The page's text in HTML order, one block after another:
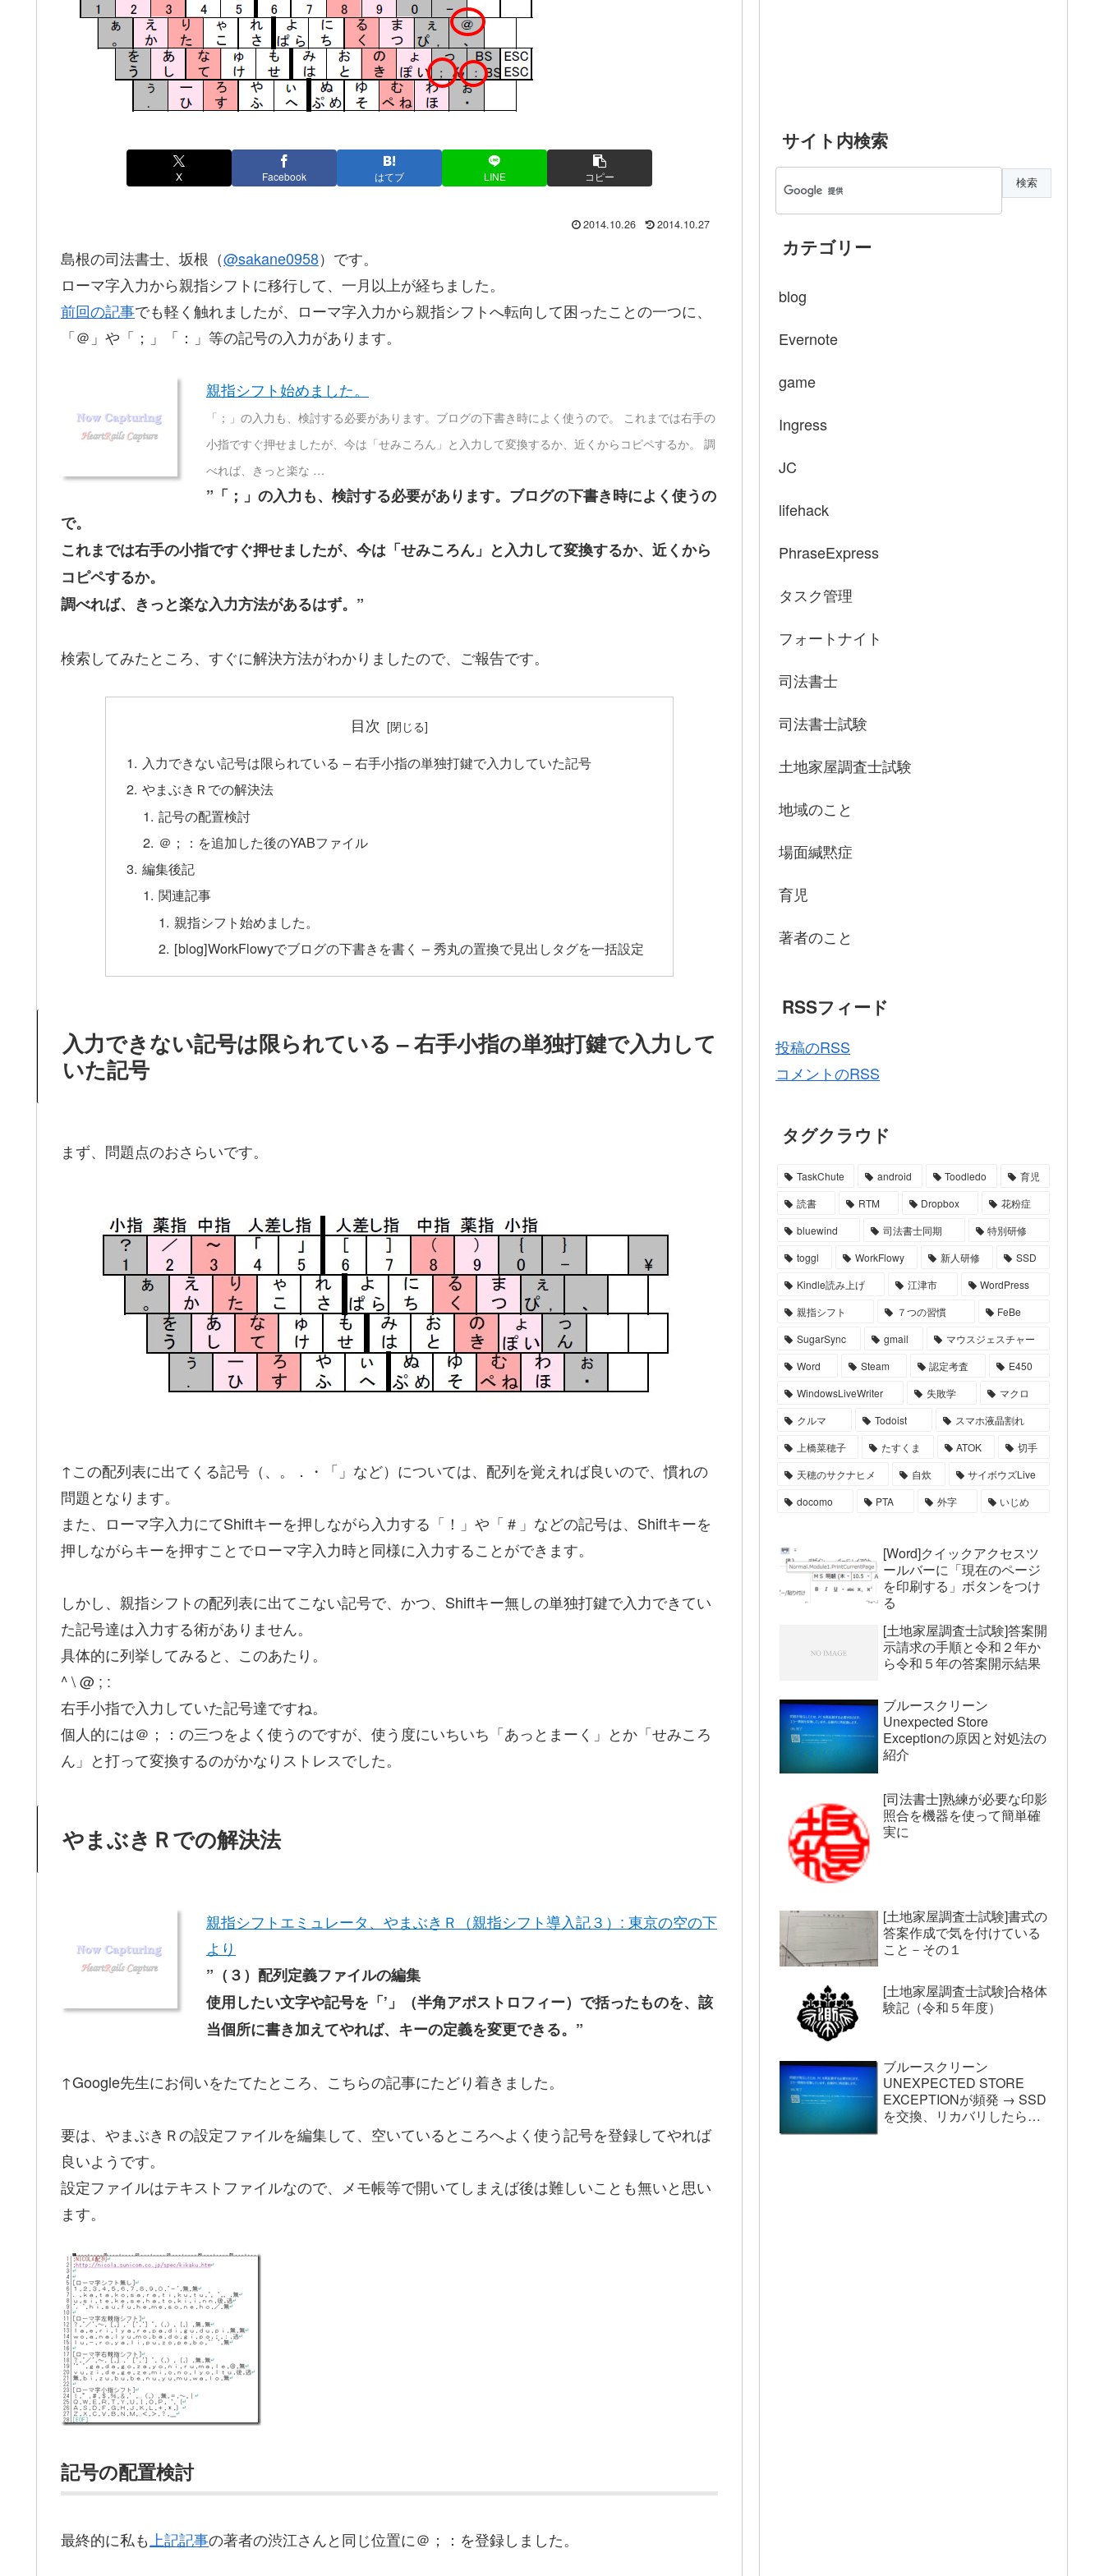
X Facebook はてブ LINE コピー
2014.10.26 2014.10.27
島根の司法書士、坂根（@sakane0958）です。
ローマ字入力から親指シフトに移行して、一月以上が経ちました。
前回の記事でも軽く触れましたが、ローマ字入力から親指シフトへ転向して困ったことの一つに、
「＠」や「；」「：」等の記号の入力があります。
親指シフト始めました。
「；」の入力も、検討する必要があります。ブログの下書き時によく使うので。 これまでは右手の
小指ですぐ押せましたが、今は「せみころん」と入力して変換するか、近くからコピペするか。 調
べれば、きっと楽な …
”「；」の入力も、検討する必要があります。ブログの下書き時によく使うの
で。
これまでは右手の小指ですぐ押せましたが、今は「せみころん」と入力して変換するか、近くから
コピペするか。
調べれば、きっと楽な入力方法があるはず。”
検索してみたところ、すぐに解決方法がわかりましたので、ご報告です。
目次
入力できない記号は限られている – 右手小指の単独打鍵で入力していた記号
やまぶきＲでの解決法
記号の配置検討
＠；：を追加した後のYABファイル
編集後記
関連記事
親指シフト始めました。
[blog]WorkFlowyでブログの下書きを書く – 秀丸の置換で見出しタグを一括設定
入力できない記号は限られている – 右手小指の単独打鍵で入力して
いた記号
まず、問題点のおさらいです。
↑この配列表に出てくる記号（、。．・「」など）については、配列を覚えれば良いので、慣れの
問題となります。
また、ローマ字入力にてShiftキーを押しながら入力する「！」や「＃」などの記号は、Shiftキーを
押しながらキーを押すことでローマ字入力時と同様に入力することができます。
しかし、親指シフトの配列表に出てこない記号で、かつ、Shiftキー無しの単独打鍵で入力できてい
た記号達は入力する術がありません。
具体的に列挙してみると、このあたり。
^ \ @ ; :
右手小指で入力していた記号達ですね。
個人的には＠；：の三つをよく使うのですが、使う度にいちいち「あっとまーく」とか「せみころ
ん」と打って変換するのがかなりストレスでした。
やまぶきＲでの解決法
親指シフトエミュレータ、やまぶきＲ（親指シフト導入記３）: 東京の空の下
より
”（３）配列定義ファイルの編集
使用したい文字や記号を「’」（半角アポストロフィー）で括ったものを、該
当個所に書き加えてやれば、キーの定義を変更できる。”
↑Google先生にお伺いをたてたところ、こちらの記事にたどり着きました。
要は、やまぶきＲの設定ファイルを編集して、空いているところへよく使う記号を登録してやれば
良いようです。
設定ファイルはテキストファイルなので、メモ帳等で開いてしまえば後は難しいことも無いと思い
ます。
記号の配置検討
最終的に私も上記記事の著者の渋江さんと同じ位置に＠；：を登録しました。
サイト内検索
カテゴリー
blog
Evernote
game
Ingress
JC
lifehack
PhraseExpress
タスク管理
フォートナイト
司法書士
司法書士試験
土地家屋調査士試験
地域のこと
場面緘黙症
育児
著者のこと
RSSフィード
投稿のRSS
コメントのRSS
タグクラウド
TaskChute android Toodledo
育児
読書
RTM Dropbox
花粉症
bluewind
司法書士同期
特別研修
toggl
WorkFlowy 新人研修
SSD
Kindle読み上げ
江津市
WordPress
親指シフト
７つの習慣
FeBe
SugarSync
gmail
マウスジェスチャー
Word
Steam 認定考査
E450
WindowsLiveWriter
失敗学
マクロ
クルマ
Todoist
スマホ液晶割れ
上橋菜穂子
たすくま ATOK
切手
天穂のサクナヒメ
自炊
サイボウズLive
docomo
PTA 外字 いじめ
[Word]クイックアクセスツ
ールバーに「現在のページ
を印刷する」ボタンをつけ
る
[土地家屋調査士試験]答案開
示請求の手順と令和２年か
ら令和５年の答案開示結果
ブルースクリーン
Unexpected Store
Exceptionの原因と対処法の
紹介
[司法書士]熟練が必要な印影
照合を機器を使って簡単確
実に
[土地家屋調査士試験]書式の
答案作成で気を付けている
こと－その１
[土地家屋調査士試験]合格体
験記（令和５年度）
ブルースクリーン
UNEXPECTED STORE
EXCEPTIONが頻発 → SSD
を交換、リカバリしたら収